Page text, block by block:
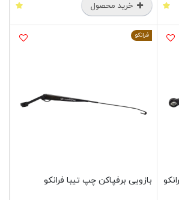
خرید محصول
فرانکو
بازویی برفپاکن چپ تیبا فرانکو